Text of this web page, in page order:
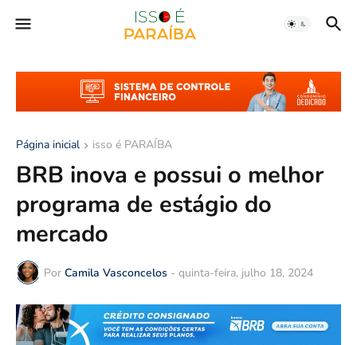
Página inicial isso é PARAÍBA
BRB inova e possui o melhor
programa de estágio do
mercado
Por Camila Vasconcelos - quinta-feira, julho 18, 2024